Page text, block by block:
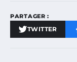
PARTAGER :
TWITTER